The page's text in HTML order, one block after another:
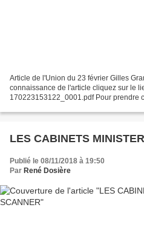
Article de l'Union du 23 février Gilles
connaissance de l'article cliquez sur le
170223153122_0001.pdf Pour prendre
LES CABINETS
Publié le 08/11/2018 à 19:50
Par René Dosière